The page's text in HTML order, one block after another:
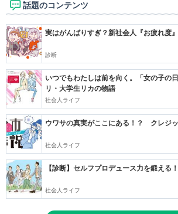
話題のコンテンツ
実はがんばりすぎ？新社会人『お疲れ度
診断
いつでもわたしは前を向く。「女の子の
リ・大学生リカの物語
社会人ライフ
ウワサの真実がここにある！？ クレジ
社会人ライフ
【診断】セルフプロデュース力を鍛え
社会人ライフ